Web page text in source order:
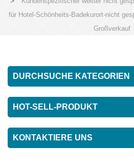
für Hotel-Schönheits-Badekurort-nicht
Großverkauf
DURCHSUCHE KATEGORIEN
HOT-SELL-PRODUKT
KONTAKTIERE UNS